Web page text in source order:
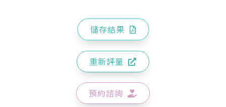
儲存結果
重新評量
預約諮詢